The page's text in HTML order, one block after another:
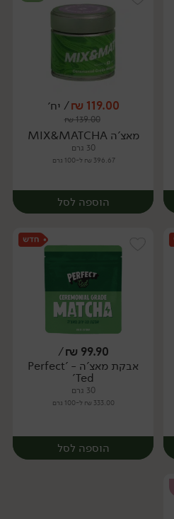
יח׳
119.00
₪/ יח׳
139.00
₪
מאצ'ה MIX&MATCHA
30 גרם
396.67 ₪ ל-100 גרם
הוספה לסל
יח׳
99.90
₪
/
אבקת מאצ'ה - 'Perfect
Ted'
30 גרם
333.00 ₪ ל-100 גרם
הוספה לסל